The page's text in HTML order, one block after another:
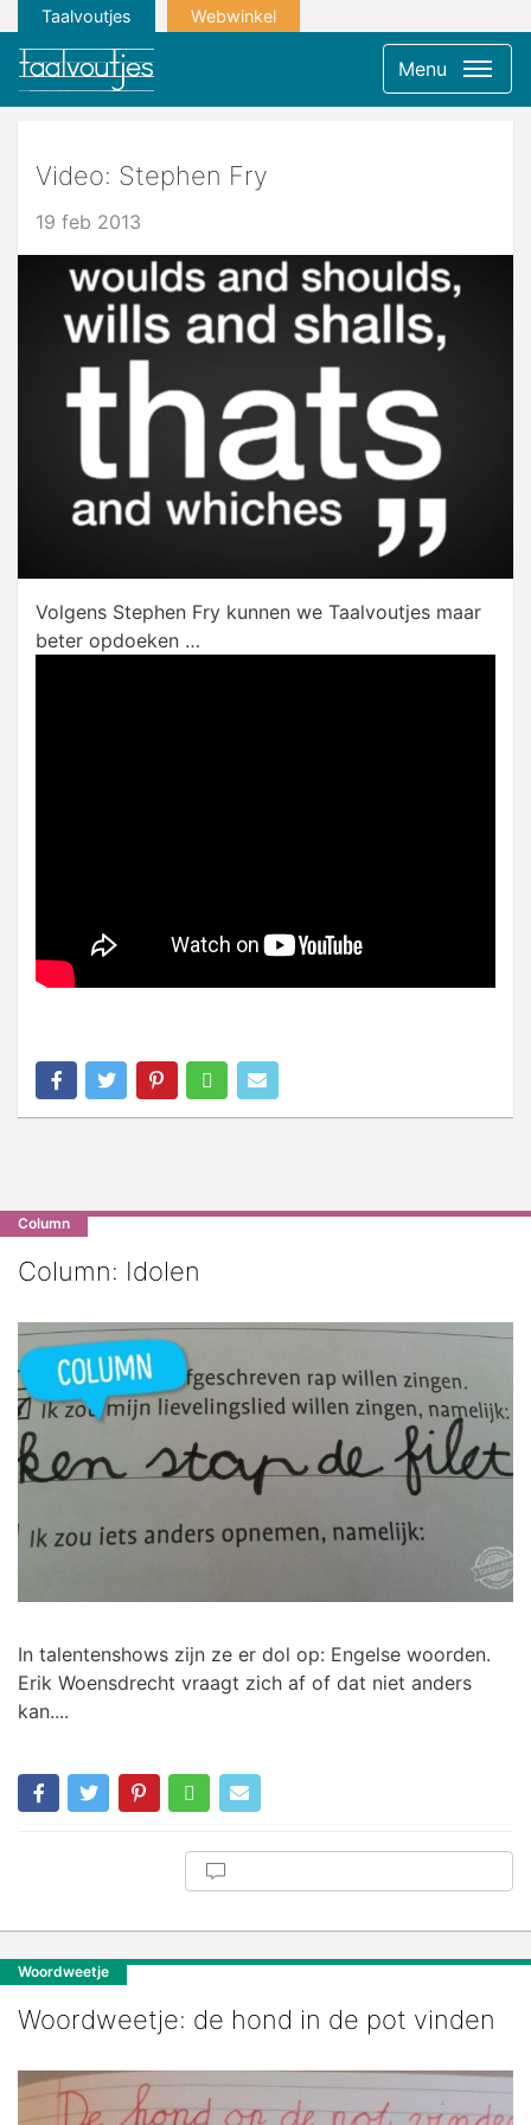
Taalvoutjes Webwinkel
Menu
Video: Stephen Fry
19 feb 2013
Volgens Stephen Fry kunnen we Taalvoutjes maar
beter opdoeken …
Column
Column: Idolen
In talentenshows zijn ze er dol op: Engelse woorden.
Erik Woensdrecht vraagt zich af of dat niet anders
kan....
Woordweetje
Woordweetje: de hond in de pot vinden